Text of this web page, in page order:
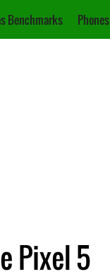
Benchmarks Phones
Pixel 5